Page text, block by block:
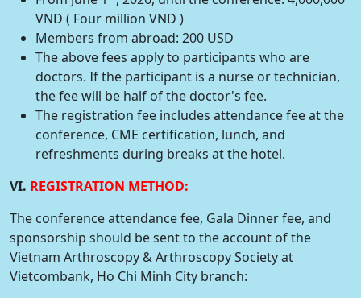
VND ( Four million VND )
Members from abroad: 200 USD
The above fees apply to participants who are
doctors. If the participant is a nurse or technician,
the fee will be half of the doctor's fee.
The registration fee includes attendance fee at the
conference, CME certification, lunch, and
refreshments during breaks at the hotel.
VI. REGISTRATION METHOD:
The conference attendance fee, Gala Dinner fee, and
sponsorship should be sent to the account of the
Vietnam Arthroscopy & Arthroscopy Society at
Vietcombank, Ho Chi Minh City branch: